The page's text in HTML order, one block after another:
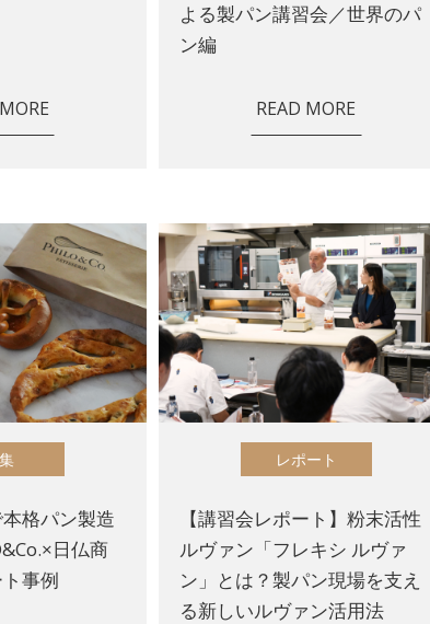
よる製パン講習会／世界のパ
ン編
READ MORE
格パン製造
日仏商
事例
レポート
【講習会レポート】粉末活性
ルヴァン「フレキシ ルヴァ
ン」とは？製パン現場を支え
る新しいルヴァン活用法